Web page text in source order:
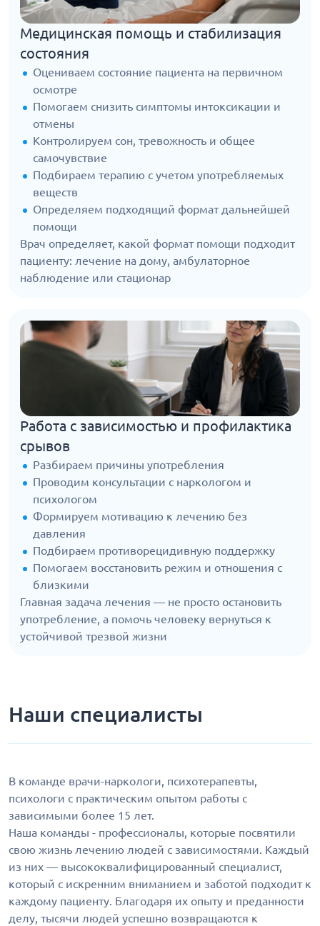
Медицинская помощь и стабилизация
состояния
Оцениваем состояние пациента на первичном
осмотре
Помогаем снизить симптомы интоксикации и
отмены
Контролируем сон, тревожность и общее
самочувствие
Подбираем терапию с учетом употребляемых
веществ
Определяем подходящий формат дальнейшей
помощи
Врач определяет, какой формат помощи подходит
пациенту: лечение на дому, амбулаторное
наблюдение или стационар
Работа с зависимостью и профилактика
срывов
Разбираем причины употребления
Проводим консультации с наркологом и
психологом
Формируем мотивацию к лечению без
давления
Подбираем противорецидивную поддержку
Помогаем восстановить режим и отношения с
близкими
Главная задача лечения — не просто остановить
употребление, а помочь человеку вернуться к
устойчивой трезвой жизни
Наши специалисты
В команде врачи-наркологи, психотерапевты,
психологи с практическим опытом работы с
зависимыми более 15 лет.
Наша команды - профессионалы, которые посвятили
свою жизнь лечению людей с зависимостями. Каждый
из них — высококвалифицированный специалист,
который с искренним вниманием и заботой подходит к
каждому пациенту. Благодаря их опыту и преданности
делу, тысячи людей успешно возвращаются к